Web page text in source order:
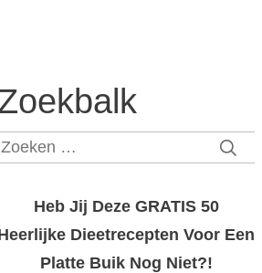
Zoeken
Heb Jij Deze GRATIS 50
Dieetrecepten Voor Een
Platte Buik Nog Niet?!